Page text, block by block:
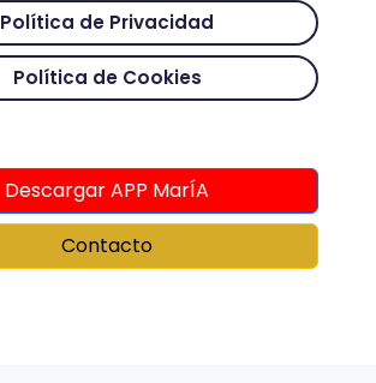
Política de Privacidad
Política de Cookies
Descargar APP MarÍA
Contacto